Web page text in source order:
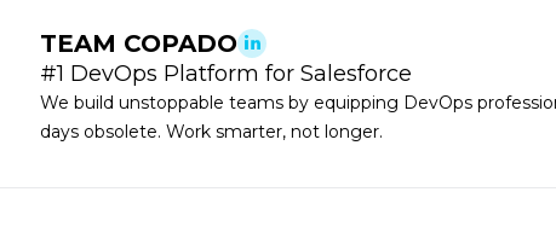
TEAM COPADO
#1 DevOps Platform for Salesforce
We build unstoppable teams by equipping DevOps
days obsolete. Work smarter, not longer.